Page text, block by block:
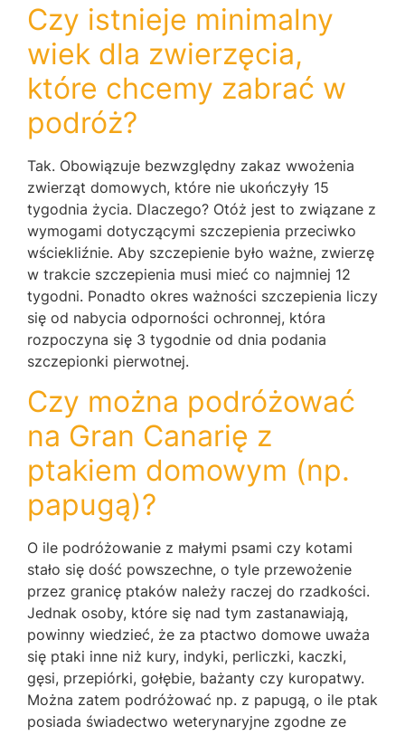
Czy istnieje minimalny
wiek dla zwierzęcia,
które chcemy zabrać w
podróż?
Tak. Obowiązuje bezwzględny zakaz wwożenia
zwierząt domowych, które nie ukończyły 15
tygodnia życia. Dlaczego? Otóż jest to związane z
wymogami dotyczącymi szczepienia przeciwko
wściekliźnie. Aby szczepienie było ważne, zwierzę
w trakcie szczepienia musi mieć co najmniej 12
tygodni. Ponadto okres ważności szczepienia liczy
się od nabycia odporności ochronnej, która
rozpoczyna się 3 tygodnie od dnia podania
szczepionki pierwotnej.
Czy można podróżować
na Gran Canarię z
ptakiem domowym (np.
papugą)?
O ile podróżowanie z małymi psami czy kotami
stało się dość powszechne, o tyle przewożenie
przez granicę ptaków należy raczej do rzadkości.
Jednak osoby, które się nad tym zastanawiają,
powinny wiedzieć, że za ptactwo domowe uważa
się ptaki inne niż kury, indyki, perliczki, kaczki,
gęsi, przepiórki, gołębie, bażanty czy kuropatwy.
Można zatem podróżować np. z papugą, o ile ptak
posiada świadectwo weterynaryjne zgodne ze